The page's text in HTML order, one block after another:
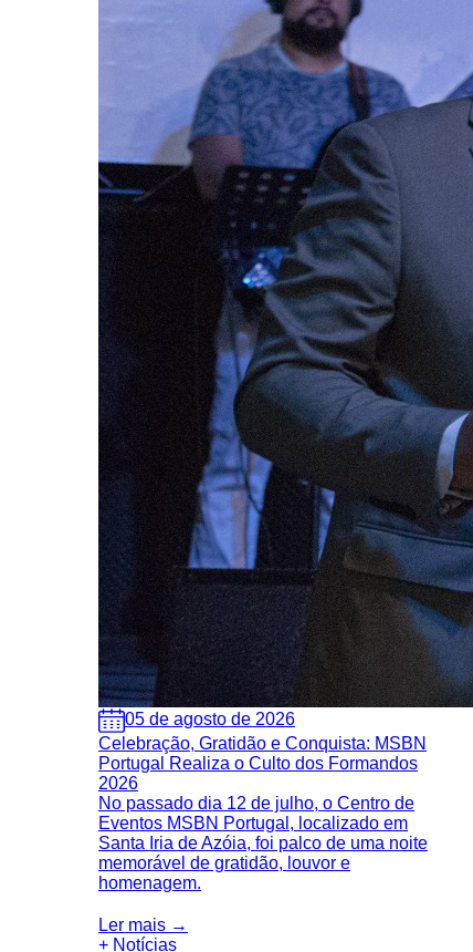
05 de agosto de 2026
Celebração, Gratidão e Conquista: MSBN
Portugal Realiza o Culto dos Formandos
2026
No passado dia 12 de julho, o Centro de
Eventos MSBN Portugal, localizado em
Santa Iria de Azóia, foi palco de uma noite
memorável de gratidão, louvor e
homenagem.
Ler mais →
+ Notícias